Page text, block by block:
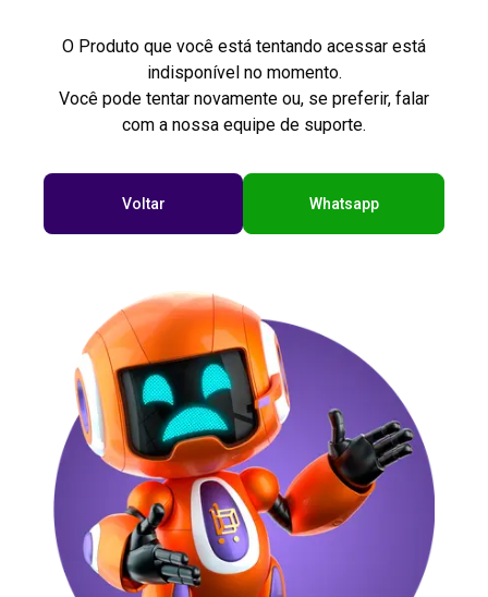
O Produto que você está tentando acessar está
indisponível no momento.
Você pode tentar novamente ou, se preferir, falar
com a nossa equipe de suporte.
Voltar Whatsapp